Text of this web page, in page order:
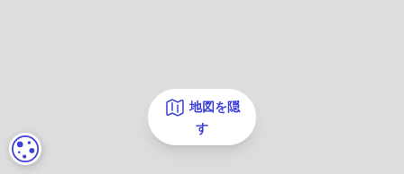
地図を隠
す
クッキーの設定